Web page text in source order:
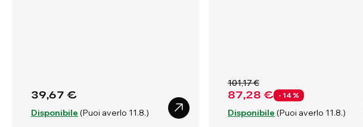
39,67 €
Disponibile (Puoi averlo 11.8.)
87,28 € - 14 %
101,17 €
Disponibile (Puoi averlo 11.8.)